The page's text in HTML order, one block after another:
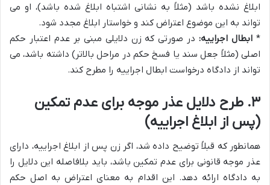
ابلاغ نشده باشد (مثلاً به نشانی اشتباه ابلاغ شده باشد)، او می
تواند به این موضوع اعتراض کند و خواستار ابلاغ مجدد شود.
* ابطال اجراییه:در صورتی که زن دلایلی مبنی بر عدم اعتبار حکم
اصلی (مثلاً جعل سند یا فسخ حکم در مراحل بالاتر) داشته باشد، می
تواند از دادگاه درخواست ابطال اجراییه را مطرح کند.
۳. طرح دلایل عذر موجه برای عدم تمکین
(پس از ابلاغ اجراییه)
همانطور که قبلاً توضیح داده شد، اگر زن پس از ابلاغ اجراییه، دارای
عذر موجه قانونی برای عدم تمکین باشد، باید بلافاصله این دلایل را
به دادگاه ارائه دهد. این اقدام به معنای اعتراض به اصل حکم